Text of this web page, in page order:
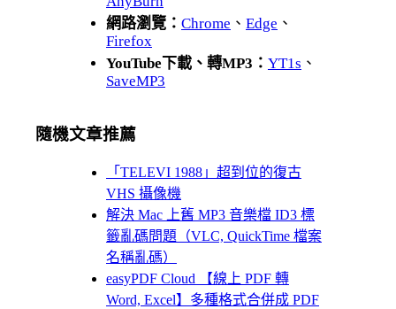
網路瀏覽： Chrome 、 Edge 、
Firefox
YouTube下載、轉MP3： YT1s 、
SaveMP3
隨機文章推薦
「TELEVI 1988」超到位的復古
VHS 攝像機
解決 Mac 上舊 MP3 音樂檔 ID3 標
籤亂碼問題（VLC, QuickTime 檔案
名稱亂碼）
easyPDF Cloud 【線上 PDF 轉
Word, Excel】多種格式合併成 PDF